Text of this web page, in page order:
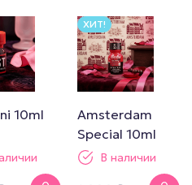
10ml
ХИТ!
Amsterdam
Special 10ml
В наличии